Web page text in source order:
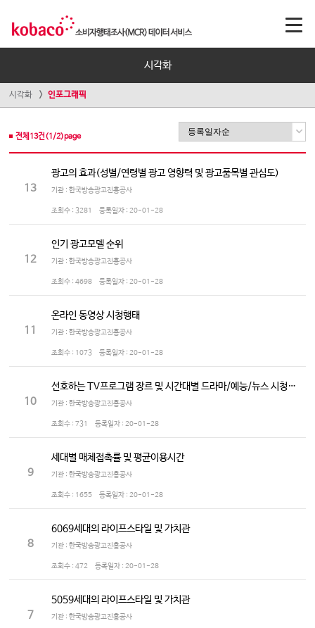
시각화
시각화 인포그래픽
전체 13건(1 /2)page
13
광고의 효과(성별/연령별 광고 영향력 및 광고품목별 관심도)
기관 : 한국방송광고진흥공사
조회수 : 3281 등록일자 : 20-01-28
12
인기 광고모델 순위
기관 : 한국방송광고진흥공사
조회수 : 4698 등록일자 : 20-01-28
11
온라인 동영상 시청행태
기관 : 한국방송광고진흥공사
조회수 : 1073 등록일자 : 20-01-28
10
선호하는 TV프로그램 장르 및 시간대별 드라마/예능/뉴스 시청정도
기관 : 한국방송광고진흥공사
조회수 : 731 등록일자 : 20-01-28
9
세대별 매체접촉률 및 평균이용시간
기관 : 한국방송광고진흥공사
조회수 : 1655 등록일자 : 20-01-28
8
6069세대의 라이프스타일 및 가치관
기관 : 한국방송광고진흥공사
조회수 : 472 등록일자 : 20-01-28
7
5059세대의 라이프스타일 및 가치관
기관 : 한국방송광고진흥공사